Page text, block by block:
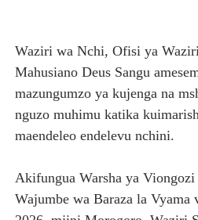
Waziri wa Nchi, Ofisi ya
Mahusiano Deus Sangu
mazungumzo ya kujenga na
nguzo muhimu katika
maendeleo endelevu nchini.
Akifungua Warsha ya Viongozi
Wajumbe wa Baraza la Vyama